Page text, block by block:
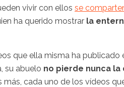
vivir con ellos se
ha querido mostrar la
que ella misma ha publicado
su abuelo no pierde nunca
cada uno de los vídeos